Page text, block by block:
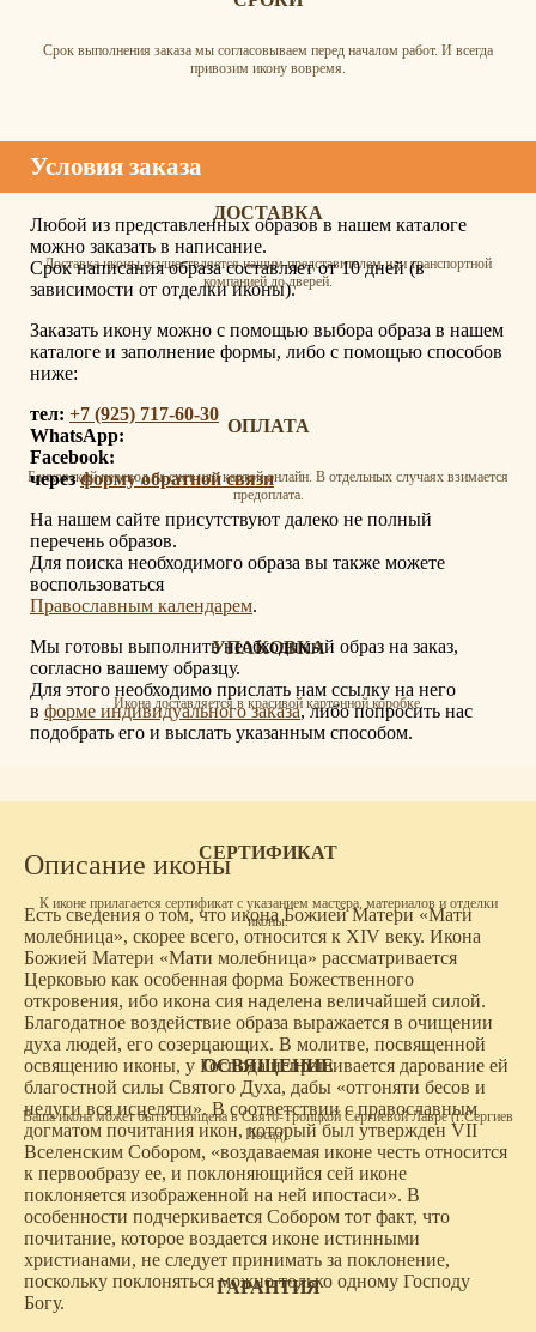
Срок выполнения заказа мы согласовываем перед началом работ. И всегда
привозим икону вовремя.
ДОСТАВКА
Доставка иконы осуществляется нашим представителем или транспортной
компанией до дверей.
ОПЛАТА
Банковский перевод на счет или картой онлайн. В отдельных случаях взимается
предоплата.
УПАКОВКА
Икона доставляется в красивой картонной коробке.
СЕРТИФИКАТ
К иконе прилагается сертификат с указанием мастера, материалов и отделки
иконы.
ОСВЯЩЕНИЕ
Ваша икона может быть освящена в Свято-Троицкой Сергиевой Лавре (г.Сергиев
Посад).
ГАРАНТИЯ
Условия заказа
Любой из представленных образов в нашем каталоге
можно заказать в написание.
Срок написания образа составляет от 10 дней (в
зависимости от отделки иконы).
Заказать икону можно с помощью выбора образа в нашем
каталоге и заполнение формы, либо с помощью способов
ниже:
тел: +7 (925) 717-60-30
WhatsApp:
Facebook:
черезформу обратной связи
На нашем сайте присутствуют далеко не полный
перечень образов.
Для поиска необходимого образа вы также можете
воспользоваться
Православным календарем.
Мы готовы выполнить необходимый образ на заказ,
согласно вашему образцу.
Для этого необходимо прислать нам ссылку на него
в форме индивидуального заказа, либо попросить нас
подобрать его и выслать указанным способом.
Описание иконы
Есть сведения о том, что икона Божией Матери «Мати
молебница», скорее всего, относится к XIV веку. Икона
Божией Матери «Мати молебница» рассматривается
Церковью как особенная форма Божественного
откровения, ибо икона сия наделена величайшей силой.
Благодатное воздействие образа выражается в очищении
духа людей, его созерцающих. В молитве, посвященной
освящению иконы, у Господа испрашивается дарование ей
благостной силы Святого Духа, дабы «отгоняти бесов и
недуги вся исцеляти». В соответствии с православным
догматом почитания икон, который был утвержден VII
Вселенским Собором, «воздаваемая иконе честь относится
к первообразу ее, и поклоняющийся сей иконе
поклоняется изображенной на ней ипостаси». В
особенности подчеркивается Собором тот факт, что
почитание, которое воздается иконе истинными
христианами, не следует принимать за поклонение,
поскольку поклоняться можно только одному Господу
Богу.